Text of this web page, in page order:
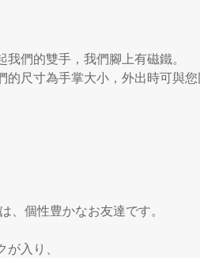
們的雙手，我們腳上有磁鐵。
的尺寸為手掌大小，外出時可與
は、個性豊かなお友達です。
入り、